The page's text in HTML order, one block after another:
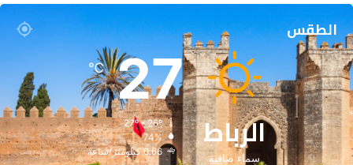
الطقس
الرباط
سماء صافية
27
℃
27º - 26º
74%
0.66 كيلومتر/ساعة